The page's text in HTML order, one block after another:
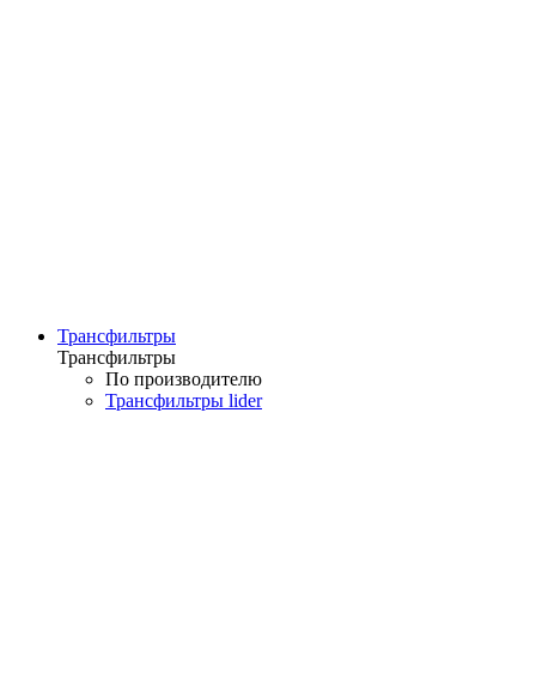
Трансфильтры
Трансфильтры
По производителю
Трансфильтры lider